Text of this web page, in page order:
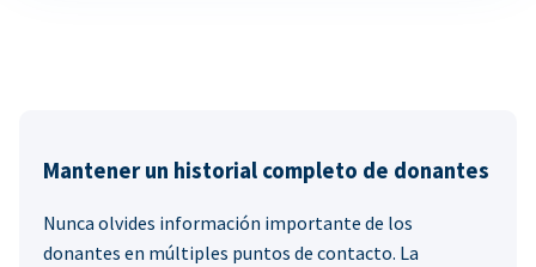
Mantener un historial completo de donantes
Nunca olvides información importante de los
donantes en múltiples puntos de contacto. La